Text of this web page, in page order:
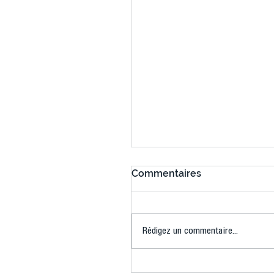
Commentaires
Rédigez un commentaire...